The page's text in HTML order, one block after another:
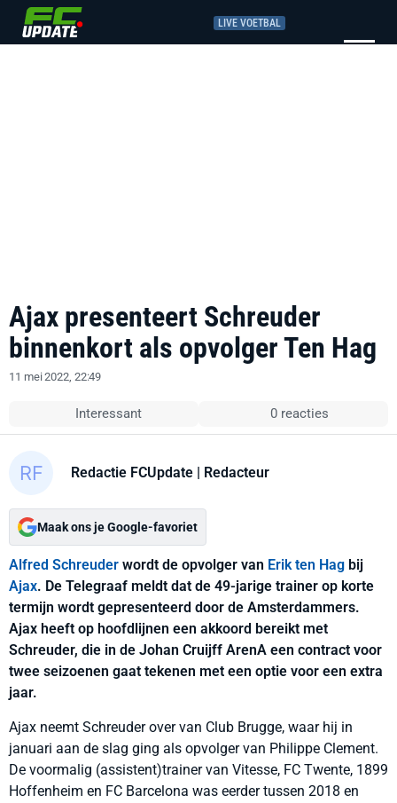
LIVE VOETBAL
Ajax presenteert Schreuder
binnenkort als opvolger Ten Hag
11 mei 2022, 22:49
Interessant 0 reacties
Redactie FCUpdate | Redacteur
Maak ons je Google-favoriet
Alfred Schreuder wordt de opvolger van Erik ten Hag bij
Ajax. De Telegraaf meldt dat de 49-jarige trainer op korte
termijn wordt gepresenteerd door de Amsterdammers.
Ajax heeft op hoofdlijnen een akkoord bereikt met
Schreuder, die in de Johan Cruijff ArenA een contract voor
twee seizoenen gaat tekenen met een optie voor een extra
jaar.
Ajax neemt Schreuder over van Club Brugge, waar hij in
januari aan de slag ging als opvolger van Philippe Clement.
De voormalig (assistent)trainer van Vitesse, FC Twente, 1899
Hoffenheim en FC Barcelona was eerder tussen 2018 en